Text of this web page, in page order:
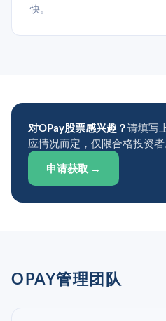
快。
对OPay股票感兴趣？请填写
应情况而定，仅限合格投资者
申请获取 →
OPAY管理团队